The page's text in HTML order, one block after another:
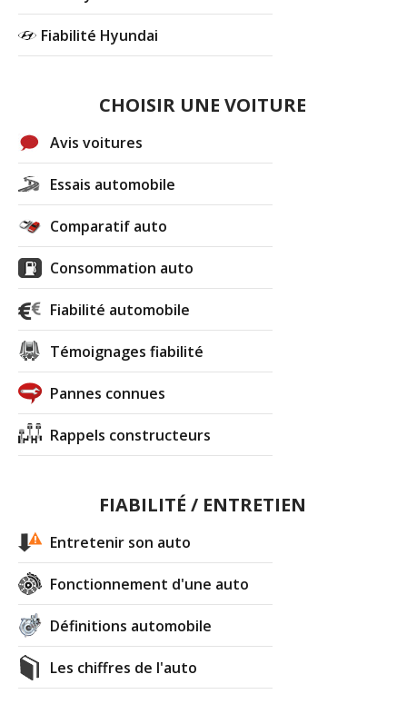
Fiabilité Hyundai
CHOISIR UNE VOITURE
Avis voitures
Essais automobile
Comparatif auto
Consommation auto
Fiabilité automobile
Témoignages fiabilité
Pannes connues
Rappels constructeurs
FIABILITÉ / ENTRETIEN
Entretenir son auto
Fonctionnement d'une auto
Définitions automobile
Les chiffres de l'auto